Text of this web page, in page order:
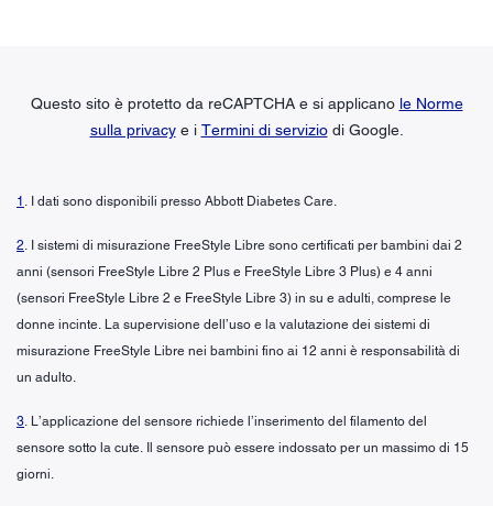
Questo sito è protetto da reCAPTCHA e si applicano le Norme
sulla privacye i Termini di serviziodi Google.
1 . I dati sono disponibili presso Abbott Diabetes Care.
2. I sistemi di misurazione FreeStyle Libre sono certificati per bambini dai 2
anni (sensori FreeStyle Libre 2 Plus e FreeStyle Libre 3 Plus) e 4 anni
(sensori FreeStyle Libre 2 e FreeStyle Libre 3) in su e adulti, comprese le
donne incinte. La supervisione dell’uso e la valutazione dei sistemi di
misurazione FreeStyle Libre nei bambini fino ai 12 anni è responsabilità di
un adulto.
3. L’applicazione del sensore richiede l’inserimento del filamento del
sensore sotto la cute. Il sensore può essere indossato per un massimo di 15
giorni.